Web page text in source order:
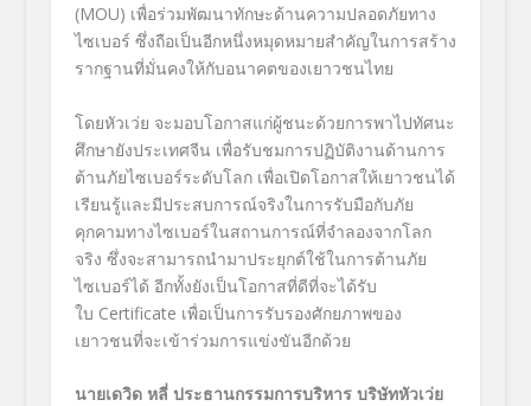
(MOU) เพื่อร่วมพัฒนาทักษะด้านความปลอดภัยทาง
ไซเบอร์ ซึ่งถือเป็นอีกหนึ่งหมุดหมายสำคัญในการสร้าง
รากฐานที่มั่นคงให้กับอนาคตของเยาวชนไทย
โดยหัวเว่ย จะมอบโอกาสแก่ผู้ชนะด้วยการพาไปทัศนะ
ศึกษายังประเทศจีน เพื่อรับชมการปฏิบัติงานด้านการ
ต้านภัยไซเบอร์ระดับโลก เพื่อเปิดโอกาสให้เยาวชนได้
เรียนรู้และมีประสบการณ์จริงในการรับมือกับภัย
คุกคามทางไซเบอร์ในสถานการณ์ที่จำลองจากโลก
จริง ซึ่งจะสามารถนำมาประยุกต์ใช้ในการต้านภัย
ไซเบอร์ได้ อีกทั้งยังเป็นโอกาสที่ดีที่จะได้รับ
ใบ Certificate เพื่อเป็นการรับรองศักยภาพของ
เยาวชนที่จะเข้าร่วมการแข่งขันอีกด้วย
นายเดวิด หลี่ ประธานกรรมการบริหาร บริษัทหัวเว่ย